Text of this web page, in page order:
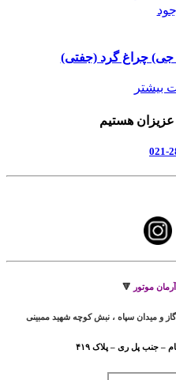
چراغ گرد (جفتی)
بیشتر
موتور 🔻